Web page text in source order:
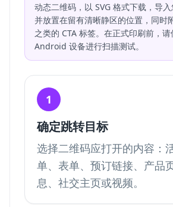
动态二维码，以 SVG 格式下载，导入
并放置在留有清晰静区的位置，同时
之类的 CTA 标签。在正式印刷前，
Android 设备进行扫描测试。
1
确定跳转目标
选择二维码应打开的内容：
单、表单、预订链接、产品
息、社交主页或视频。